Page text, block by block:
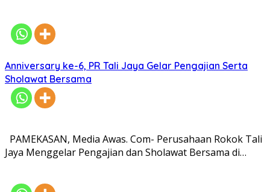
Anniversary ke-6, PR Tali Jaya Gelar Pengajian Serta
Sholawat Bersama
PAMEKASAN, Media Awas. Com- Perusahaan Rokok Tali
Jaya Menggelar Pengajian dan Sholawat Bersama di…